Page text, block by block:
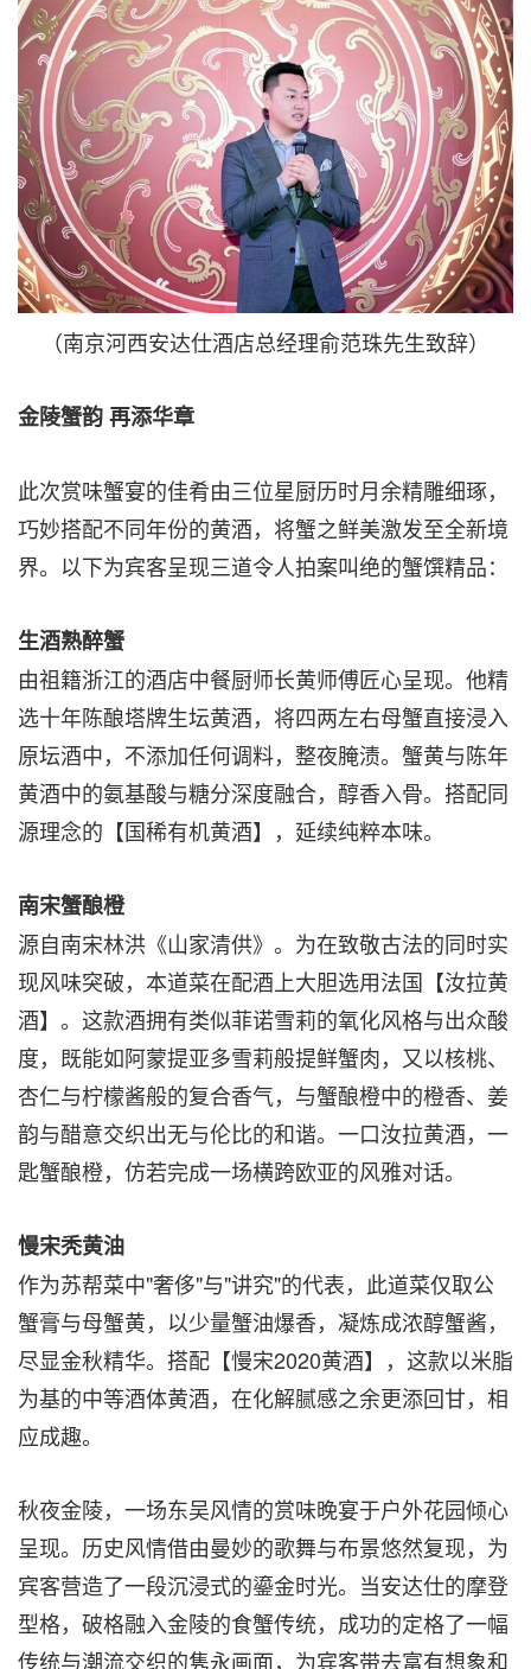
（南京河西安达仕酒店总经理俞范珠先生致辞）
金陵蟹韵 再添华章
此次赏味蟹宴的佳肴由三位星厨历时月余精雕细琢，
巧妙搭配不同年份的黄酒，将蟹之鲜美激发至全新境
界。以下为宾客呈现三道令人拍案叫绝的蟹馔精品：
生酒熟醉蟹
由祖籍浙江的酒店中餐厨师长黄师傅匠心呈现。他精
选十年陈酿塔牌生坛黄酒，将四两左右母蟹直接浸入
原坛酒中，不添加任何调料，整夜腌渍。蟹黄与陈年
黄酒中的氨基酸与糖分深度融合，醇香入骨。搭配同
源理念的【国稀有机黄酒】，延续纯粹本味。
南宋蟹酿橙
源自南宋林洪《山家清供》。为在致敬古法的同时实
现风味突破，本道菜在配酒上大胆选用法国【汝拉黄
酒】。这款酒拥有类似菲诺雪莉的氧化风格与出众酸
度，既能如阿蒙提亚多雪莉般提鲜蟹肉，又以核桃、
杏仁与柠檬酱般的复合香气，与蟹酿橙中的橙香、姜
韵与醋意交织出无与伦比的和谐。一口汝拉黄酒，一
匙蟹酿橙，仿若完成一场横跨欧亚的风雅对话。
慢宋秃黄油
作为苏帮菜中"奢侈"与"讲究"的代表，此道菜仅取公
蟹膏与母蟹黄，以少量蟹油爆香，凝炼成浓醇蟹酱，
尽显金秋精华。搭配【慢宋2020黄酒】，这款以米脂
为基的中等酒体黄酒，在化解腻感之余更添回甘，相
应成趣。
秋夜金陵，一场东吴风情的赏味晚宴于户外花园倾心
呈现。历史风情借由曼妙的歌舞与布景悠然复现，为
宾客营造了一段沉浸式的鎏金时光。当安达仕的摩登
型格，破格融入金陵的食蟹传统，成功的定格了一幅
传统与潮流交织的隽永画面，为宾客带去富有想象和